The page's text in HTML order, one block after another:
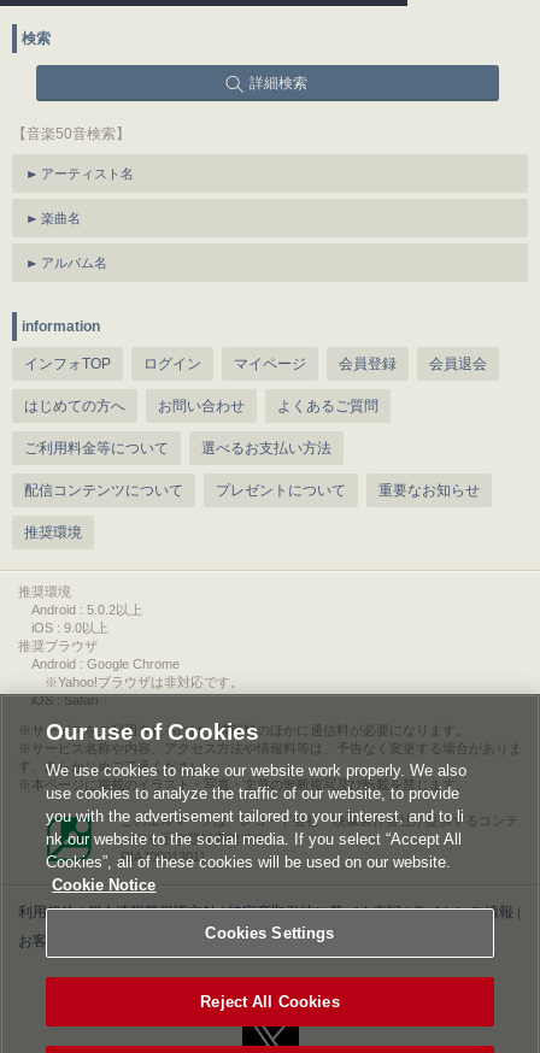
検索
詳細検索
【音楽50音検索】
アーティスト名
楽曲名
アルバム名
information
インフォTOP ログイン マイページ 会員登録 会員退会
はじめての方へ お問い合わせ よくあるご質問
ご利用料金等について 選べるお支払い方法
配信コンテンツについて プレゼントについて 重要なお知らせ
推奨環境
推奨環境
Android : 5.0.2以上
iOS : 9.0以上
推奨ブラウザ
Android : Google Chrome
※Yahoo!ブラウザは非対応です。
iOS : Safari
サービスをご利用されるには、情報料のほかに通信料が必要になります。
サービス名称や内容、アクセス方法や情報料等は、予告なく変更する場合がありま
す。あらかじめご了承ください。
本ページに掲載のイラスト・写真・文章の無断複写及び転載を禁じます。
このエルマークは、レコード会社・映像製作会社が提供するコンテ
ンツを示す登録商標です。
RIAJ00013011
利用規約|個人情報等保護方針|特定商取引法に基づく表記|ライセンス情報
お客様情報の外部送信について|Cookies Settings
Our use of Cookies
We use cookies to make our website work properly. We also
use cookies to analyze the traffic of our website, to provide
you with the advertisement tailored to your interest, and to li
nk our website to the social media. If you select “Accept All
Cookies”, all of these cookies will be used on our website.
Cookie Notice
Cookies Settings
Reject All Cookies